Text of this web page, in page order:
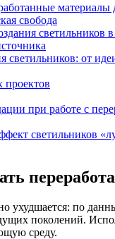
материалы
свобода
светильников
светильников: от
при работе с
светильников
ухудшается: по
поколений.
среду.